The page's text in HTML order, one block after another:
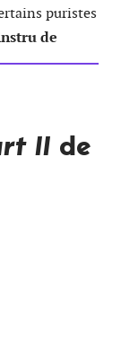
puristes
de
II de